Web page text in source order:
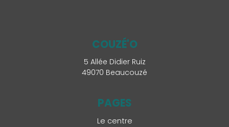
COUZÉ'O
5 Allée Didier Ruiz
49070 Beaucouzé
PAGES
Le centre